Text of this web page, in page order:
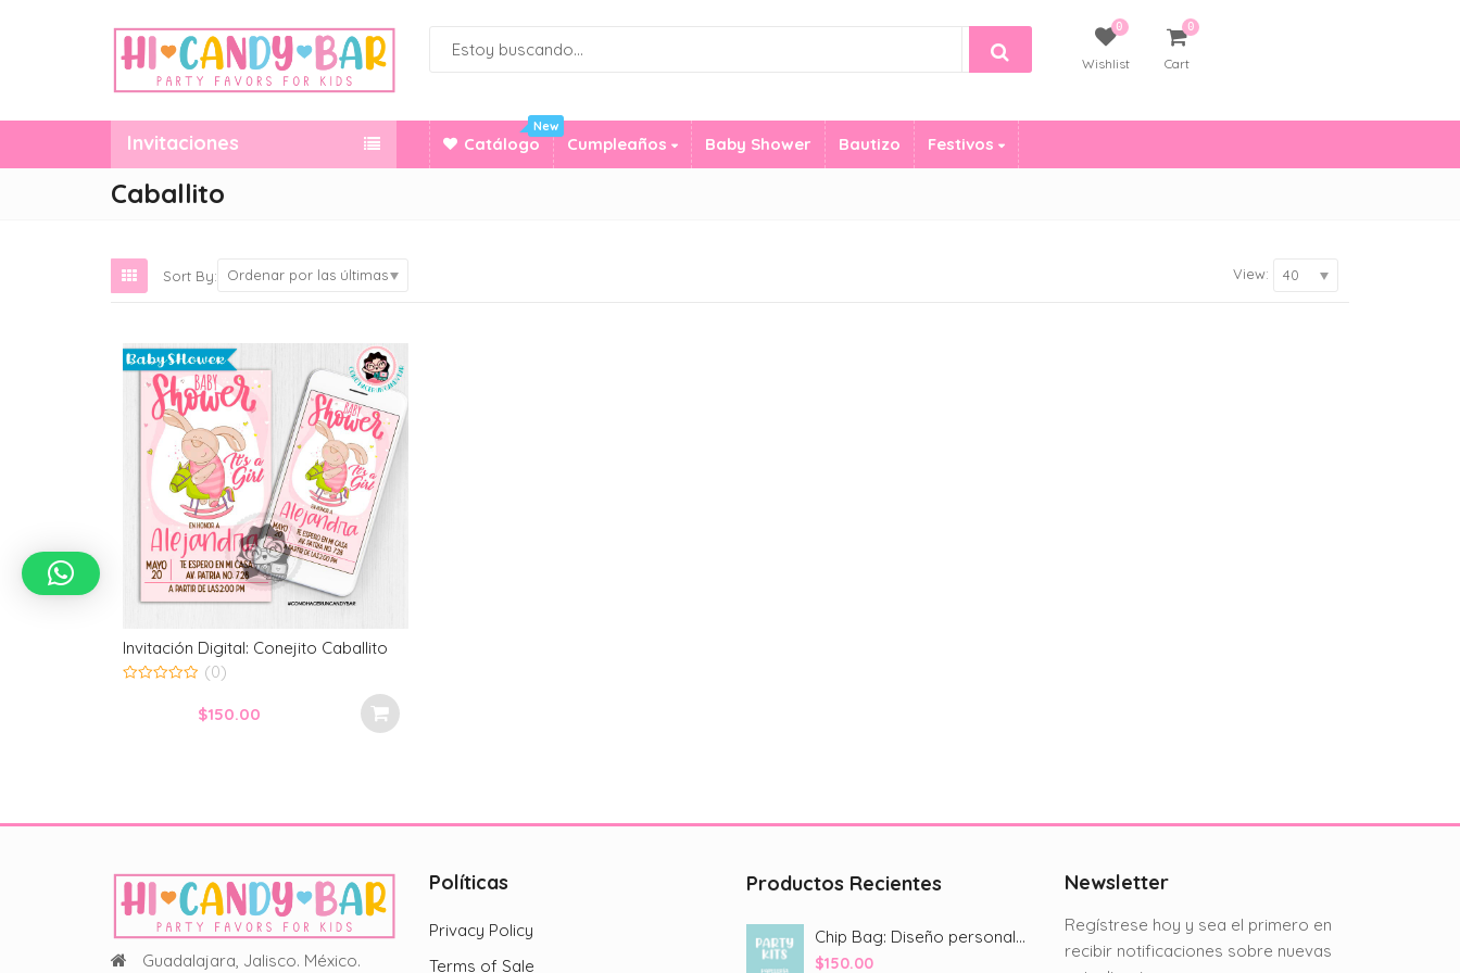
0
Wishlist
0
Cart
Invitaciones Catálogo
New
Cumpleaños Baby Shower Bautizo Festivos
Caballito
Sort By: Ordenar por las últimas View: 40
Invitación Digital: Conejito Caballito
(0)
$150.00
Guadalajara, Jalisco. México.
Políticas
Privacy Policy
Terms of Sale
Productos Recientes
Chip Bag: Diseño personalizado
$150.00
Newsletter
Regístrese hoy y sea el primero en
recibir notificaciones sobre nuevas